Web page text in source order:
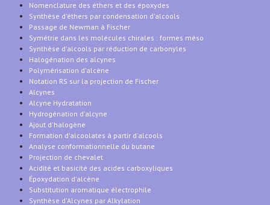
Nomenclature des éthers et des époxydes
Synthèse d'éthers par condensation d'alcools
Passage de Newman à Fischer
Symétrie dans les molécules chirales : formes méso
Synthèse d'alcools par réduction de carbonyles
Halogénation des alcynes
Polymérisation d'alcène
Notation RS sur la projection de Fischer
Alcynes
Alcyne Hydratation
Hydrogénation d'alcyne
Ajout d'halogène
Formation d'alcoolates à partir d'alcools
Analyse conformationnelle du butane
Projection de chevalet
Acidité et basicité des acides carboxyliques
Époxydation d'alcène
Substitution aromatique électrophile
Synthèse d'Alcynes par Alkylation